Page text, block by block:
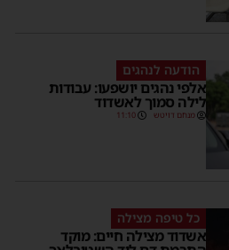
הודעה לנהגים
אלפי נהגים יושפעו: עבודות
לילה סמוך לאשדוד
מנחם דויטש 11:10
כל טיפה מצילה
אשדוד מצילה חיים: מוקד